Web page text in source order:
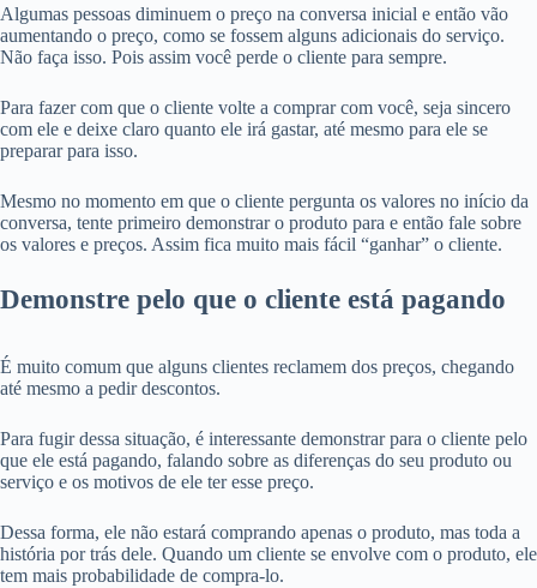
Algumas pessoas diminuem o preço na conversa inicial e então vão
aumentando o preço, como se fossem alguns adicionais do serviço.
Não faça isso. Pois assim você perde o cliente para sempre.
Para fazer com que o cliente volte a comprar com você, seja sincero
com ele e deixe claro quanto ele irá gastar, até mesmo para ele se
preparar para isso.
Mesmo no momento em que o cliente pergunta os valores no início da
conversa, tente primeiro demonstrar o produto para e então fale sobre
os valores e preços. Assim fica muito mais fácil “ganhar” o cliente.
Demonstre pelo que o cliente está pagando
É muito comum que alguns clientes reclamem dos preços, chegando
até mesmo a pedir descontos.
Para fugir dessa situação, é interessante demonstrar para o cliente pelo
que ele está pagando, falando sobre as diferenças do seu produto ou
serviço e os motivos de ele ter esse preço.
Dessa forma, ele não estará comprando apenas o produto, mas toda a
história por trás dele. Quando um cliente se envolve com o produto, ele
tem mais probabilidade de compra-lo.